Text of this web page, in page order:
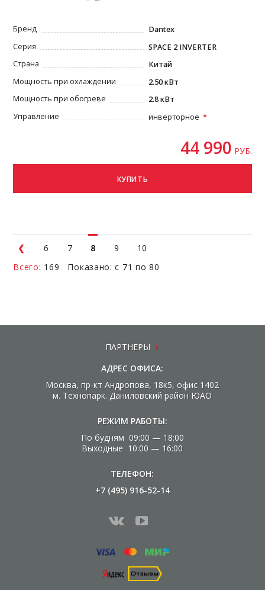
Бренд
Dantex
Серия
SPACE 2 INVERTER
Страна
Китай
Мощность при охлаждении
2.50 кВт
Мощность при обогреве
2.8 кВт
Управление
инверторное
44 990 РУБ.
КУПИТЬ
6 7 8 9
10
Всего: 169 Показано: с 71 по 80
ПАРТНЕРЫ
АДРЕС ОФИСА:
Москва, пр-кт Андропова, 18к5, офис 1402
м. Технопарк. Даниловский район ЮАО
РЕЖИМ РАБОТЫ:
По будням 09:00 — 18:00
Выходные 10:00 — 16:00
ТЕЛЕФОН:
+7 (495) 916-52-14